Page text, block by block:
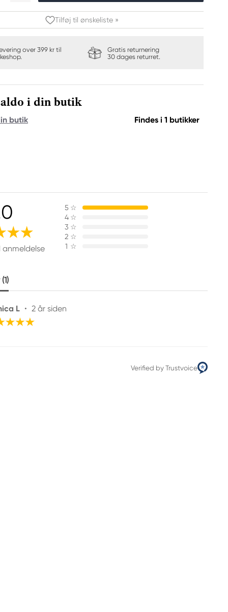
Tilføj til ønskeliste »
over 399 kr til
Gratis returnering
30 dages returret.
i din butik
butik Findes i 1 butikker
anmeldelse
5 ☆
4 ☆
3 ☆
2 ☆
1 ☆
L • 2 år siden
Verified by Trustvoice